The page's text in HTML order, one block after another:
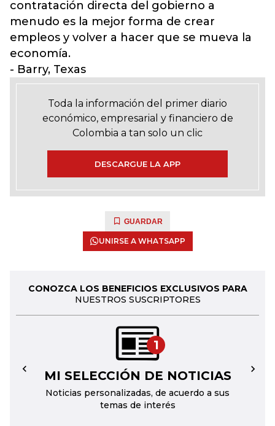
contratación directa del gobierno a
menudo es la mejor forma de crear
empleos y volver a hacer que se mueva la
economía.
- Barry, Texas
Toda la información del primer diario
económico, empresarial y financiero de
Colombia a tan solo un clic
DESCARGUE LA APP
GUARDAR
UNIRSE A WHATSAPP
CONOZCA LOS BENEFICIOS EXCLUSIVOS PARA
NUESTROS SUSCRIPTORES
1
MI SELECCIÓN DE NOTICIAS
Noticias personalizadas, de acuerdo a sus
temas de interés
← →